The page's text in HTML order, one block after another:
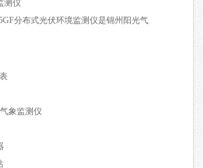
测仪
分布式光伏环境监测仪是锦州阳光气
象监测仪